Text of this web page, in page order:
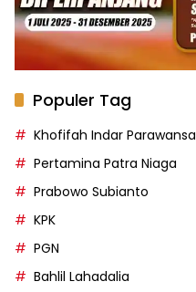
Populer Tag
Khofifah Indar Parawansa
Pertamina Patra Niaga
Prabowo Subianto
KPK
PGN
Bahlil Lahadalia